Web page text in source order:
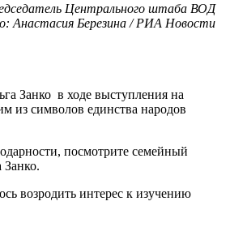
Центрального штаба ВОД
Анастасия Березина / РИА Новости
Занко в ходе выступления на
из символов единства народов
посмотрите семейный
Занко.
возродить интерес к изучению